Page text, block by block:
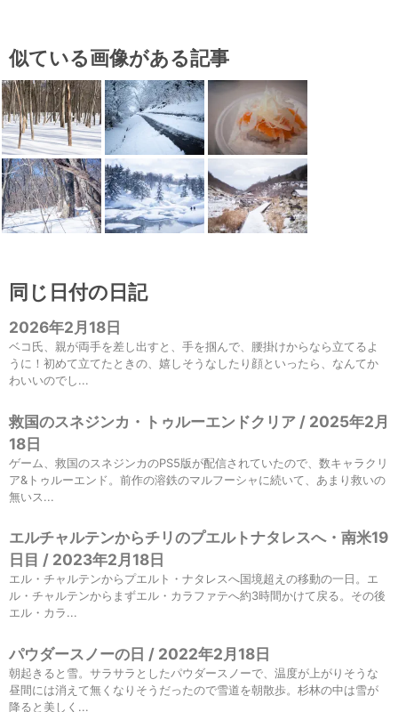
似ている画像がある記事
同じ日付の日記
2026年2月18日
ベコ氏、親が両手を差し出すと、手を掴んで、腰掛けからなら立てるよ
うに！初めて立てたときの、嬉しそうなしたり顔といったら、なんてか
わいいのでし...
救国のスネジンカ・トゥルーエンドクリア / 2025年2月
18日
ゲーム、救国のスネジンカのPS5版が配信されていたので、数キャラクリ
ア&トゥルーエンド。前作の溶鉄のマルフーシャに続いて、あまり救いの
無いス...
エルチャルテンからチリのプエルトナタレスへ・南米19
日目 / 2023年2月18日
エル・チャルテンからプエルト・ナタレスへ国境超えの移動の一日。エ
ル・チャルテンからまずエル・カラファテへ約3時間かけて戻る。その後
エル・カラ...
パウダースノーの日 / 2022年2月18日
朝起きると雪。サラサラとしたパウダースノーで、温度が上がりそうな
昼間には消えて無くなりそうだったので雪道を朝散歩。杉林の中は雪が
降ると美しく...